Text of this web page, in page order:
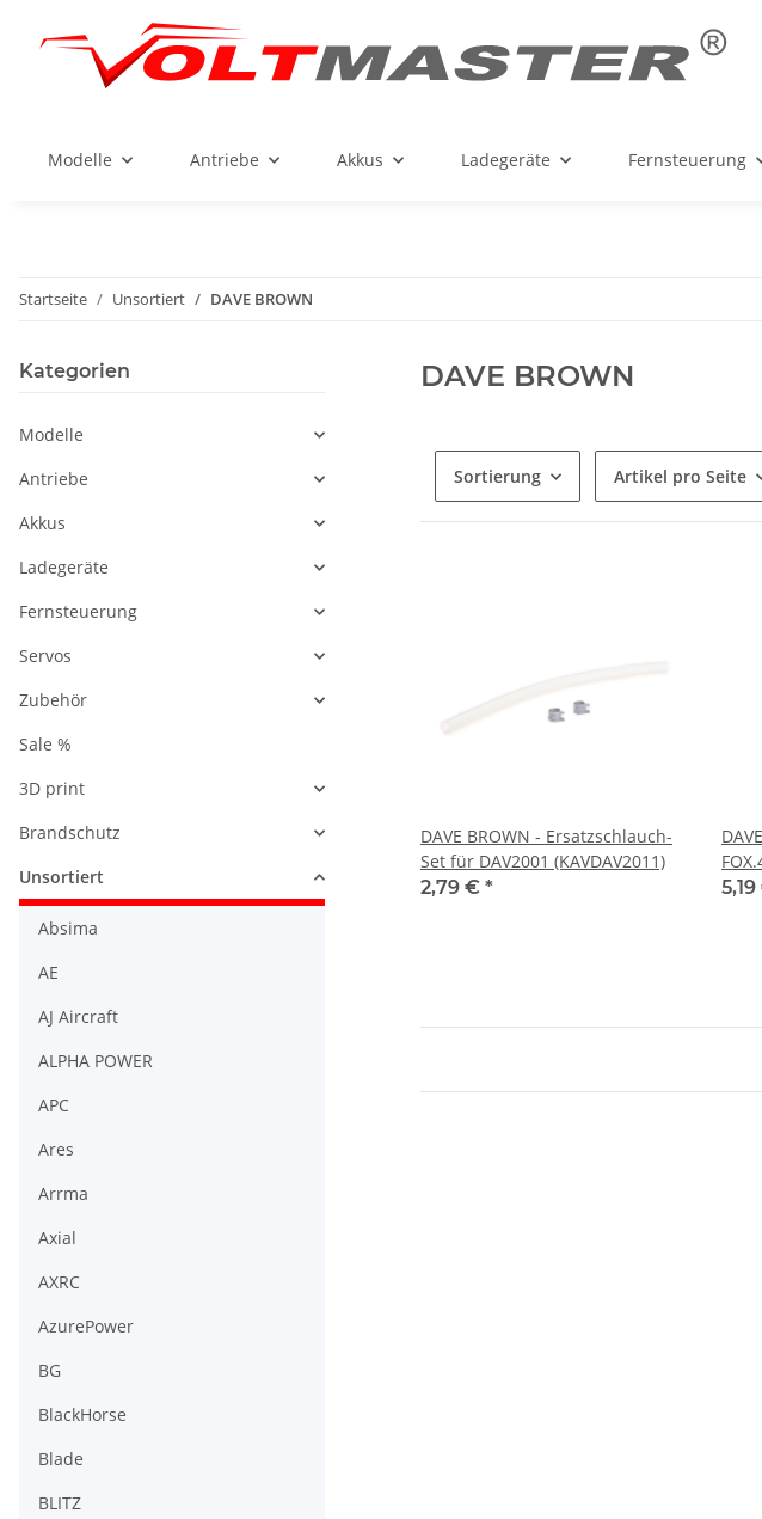
Modelle Antriebe Akkus Ladegeräte Fernsteuerung
Startseite Unsortiert DAVE BROWN
DAVE BROWN
Sortierung Artikel pro Seite
DAVE BROWN - Ersatzschlauch-
Set für DAV2001 (KAVDAV2011)
2,79 € *
Kategorien
Modelle
Antriebe
Akkus
Ladegeräte
Fernsteuerung
Servos
Zubehör
Sale %
3D print
Brandschutz
Unsortiert
Absima
AE
AJ Aircraft
ALPHA POWER
APC
Ares
Arrma
Axial
AXRC
AzurePower
BG
BlackHorse
Blade
BLITZ